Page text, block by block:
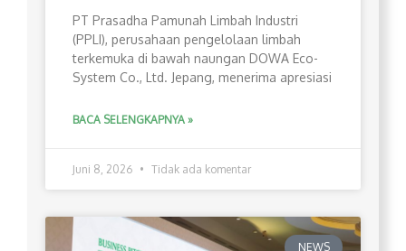
PT Prasadha Pamunah Limbah Industri
(PPLI), perusahaan pengelolaan limbah
terkemuka di bawah naungan DOWA Eco-
System Co., Ltd. Jepang, menerima apresiasi
BACA SELENGKAPNYA »
Juni 8, 2026 Tidak ada komentar
NEWS